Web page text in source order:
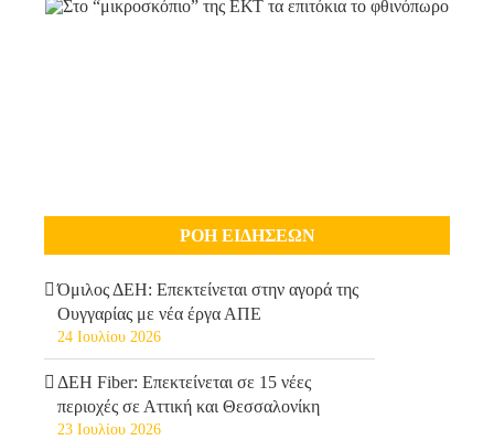
ΡΟΗ ΕΙΔΗΣΕΩΝ
Όμιλος ΔΕΗ: Επεκτείνεται στην αγορά της
Ουγγαρίας με νέα έργα ΑΠΕ
24 Ιουλίου 2026
ΔΕΗ Fiber: Επεκτείνεται σε 15 νέες
περιοχές σε Αττική και Θεσσαλονίκη
23 Ιουλίου 2026